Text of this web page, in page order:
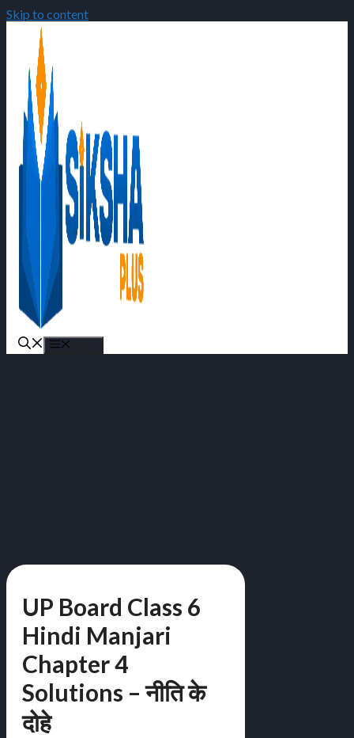
Skip to content
UP Board Class 6
Hindi Manjari
Chapter 4
Solutions – नीति के
दोहे